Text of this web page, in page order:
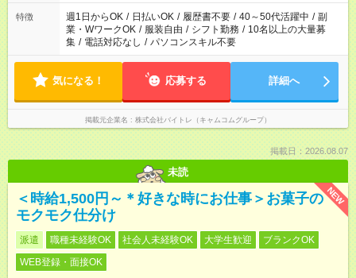
特徴 週1日からOK / 日払いOK / 履歴書不要 / 40～50代活躍中 / 副
業・WワークOK / 服装自由 / シフト勤務 / 10名以上の大量募
集 / 電話対応なし / パソコンスキル不要
気になる！ 応募する 詳細へ
掲載元企業名 株式会社バイトレ（キャムコムグループ）
掲載日：2026.08.07
未読
NEW
＜時給1,500円～＊好きな時にお仕事＞お菓子の
モクモク仕分け
派遣 職種未経験OK 社会人未経験OK 大学生歓迎
ブランクOK
WEB登録・面接OK